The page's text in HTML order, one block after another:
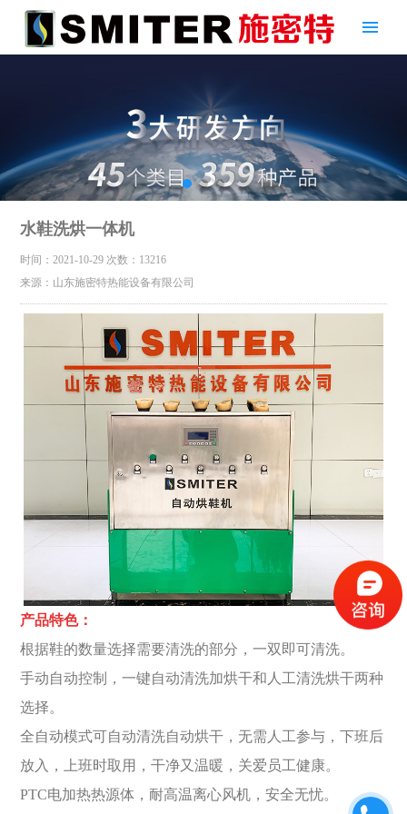
水鞋洗烘一体机
时间：2021-10-29 次数：13216
来源：山东施密特热能设备有限公司
产品特色：
根据鞋的数量选择需要清洗的部分，一双即可清洗。
手动自动控制，一键自动清洗加烘干和人工清洗烘干两种
选择。
全自动模式可自动清洗自动烘干，无需人工参与，下班后
放入，上班时取用，干净又温暖，关爱员工健康。
PTC电加热热源体，耐高温离心风机，安全无忧。